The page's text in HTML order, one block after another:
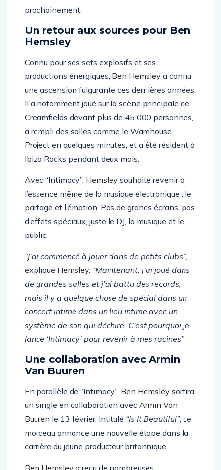
D’autres dates seront annoncées
Un retour aux sources pour Ben
Connu pour ses sets explosifs et ses
productions énergiques,Ben Hemsleya connu
une ascension fulgurante ces dernières années.
Il a notamment joué sur la scène principale de
Creamfields devant plus de 45 000 personnes,
a rempli des salles comme le Warehouse
Project en quelques minutes, et a été résident à
Avec “Intimacy”,Hemsleysouhaite revenir à
l’essence même de la musique électronique : le
partage et l’émotion. Pas de grands écrans, pas
d’effets spéciaux, juste le DJ, la musique et le
“J’ai commencé à jouer dans de petits clubs”,
expliqueHemsley. “Maintenant, j’ai joué dans
de grandes salles et j’ai battu des records,
mais il y a quelque chose de spécial dans un
concert intime dans un lieu intime avec un
système de son qui déchire. C’est pourquoi je
Une collaboration avec Armin
En parallèle de “Intimacy”, Ben Hemsleysortira
un single en collaboration avecArmin Van
Buurenle 13 février. Intitulé“Is It Beautiful” , ce
morceau annonce une nouvelle étape dans la